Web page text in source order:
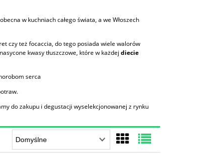
w kuchniach całego świata, a we Włoszech
czy też focaccia, do tego posiada wiele walorów
kwasy tłuszczowe, które w każdej diecie
serca
do zakupu i degustacji wyselekcjonowanej z rynku